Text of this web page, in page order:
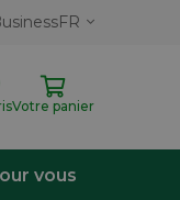
FR
Votre panier
vous